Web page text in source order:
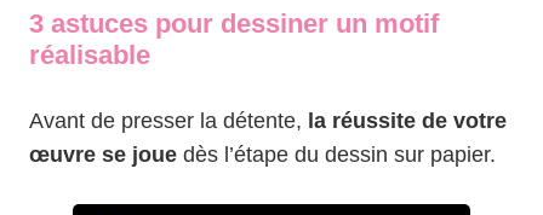
3 astuces pour dessiner un motif
réalisable
Avant de presser la détente, la réussite de votre
œuvre se joue dès l’étape du dessin sur papier.